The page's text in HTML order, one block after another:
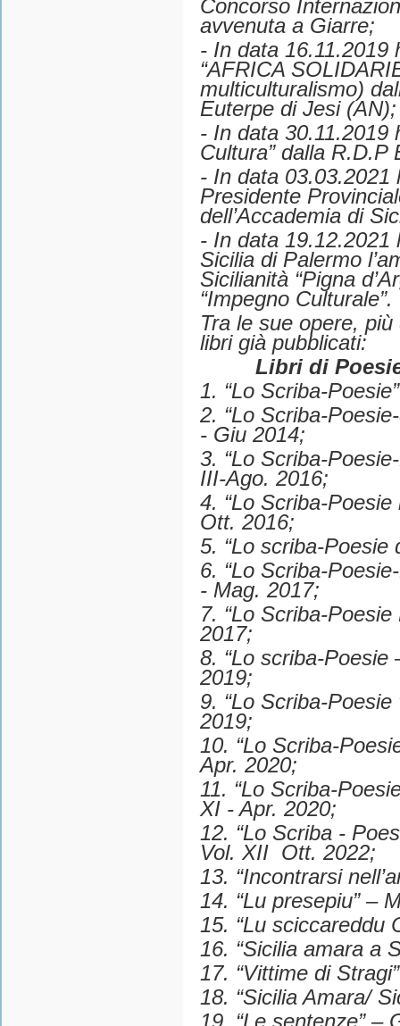
Concorso
avvenuta a Giarre;
- In data 16.11.2019
“AFRICA
multiculturalismo)
Euterpe di Jesi (AN);
- In data 30.11.2019
Cultura” dalla R.D.P
- In data 03.03.2021
Presidente
dell’Accademia di
- In data 19.12.2021
Sicilia di Palermo
Sicilianità “Pigna
“Impegno Culturale”.
Tra le sue opere,
libri già pubblicati:
Libri di
1. “Lo Scriba-
2. “Lo Scriba-
- Giu 2014;
3. “Lo Scriba-
III-Ago. 2016;
4. “Lo Scriba-Poesie
Ott. 2016;
5. “Lo scriba-Poesie
6. “Lo Scriba-
- Mag. 2017;
7. “Lo Scriba-
2017;
8. “Lo scriba-
2019;
9. “Lo Scriba-
2019;
10. “Lo Scriba-
Apr. 2020;
11. “Lo Scriba-
XI - Apr. 2020;
12. “Lo Scriba -
Vol. XII Ott. 2022;
13. “Incontrarsi
14. “Lu presepiu” –
15. “Lu sciccareddu
16. “Sicilia amara a
17. “Vittime di
18. “Sicilia Amara/